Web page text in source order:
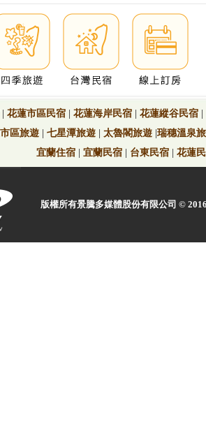
花蓮市區民宿 花蓮海岸民宿 花蓮縱谷民宿
區旅遊| 七星潭旅遊| 太魯閣旅遊| 瑞穗溫泉
宜蘭住宿| 宜蘭民宿| 台東民宿| 花蓮
版權所有景騰多媒體股份有限公司 ©